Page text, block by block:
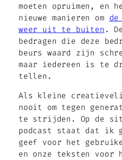
moeten opruimen, en
nieuwe manieren om
weer uit te buiten .
bedragen die deze
beurs waard zijn
maar iedereen is te
tellen.
Als kleine
nooit om tegen
te strijden. Op de
podcast staat dat ik
geef voor het
en onze teksten voor